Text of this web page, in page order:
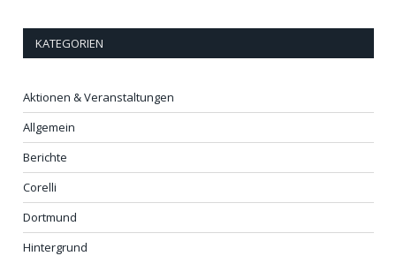
KATEGORIEN
Aktionen & Veranstaltungen
Allgemein
Berichte
Corelli
Dortmund
Hintergrund